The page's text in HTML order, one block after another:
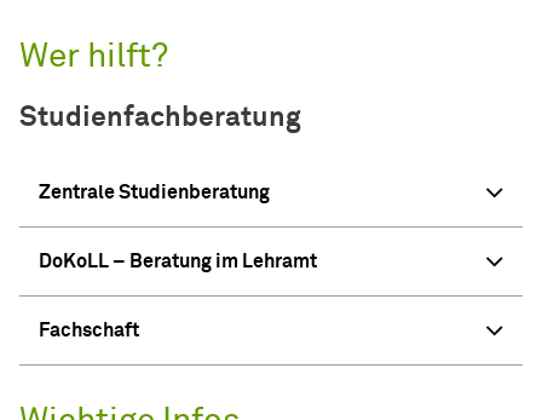
Wer hilft?
Studienfachberatung
Zentrale Studienberatung
DoKoLL – Beratung im Lehramt
Fachschaft